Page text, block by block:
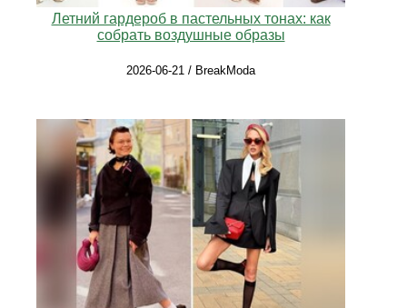
Летний гардероб в пастельных тонах: как
собрать воздушные образы
2026-06-21 / BreakModa